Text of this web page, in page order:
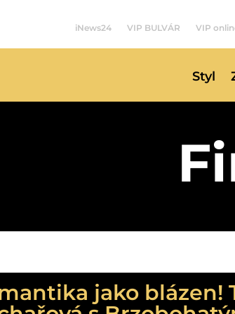
iNews24 VIP BULVÁR VIP
Styl
jako blázen!